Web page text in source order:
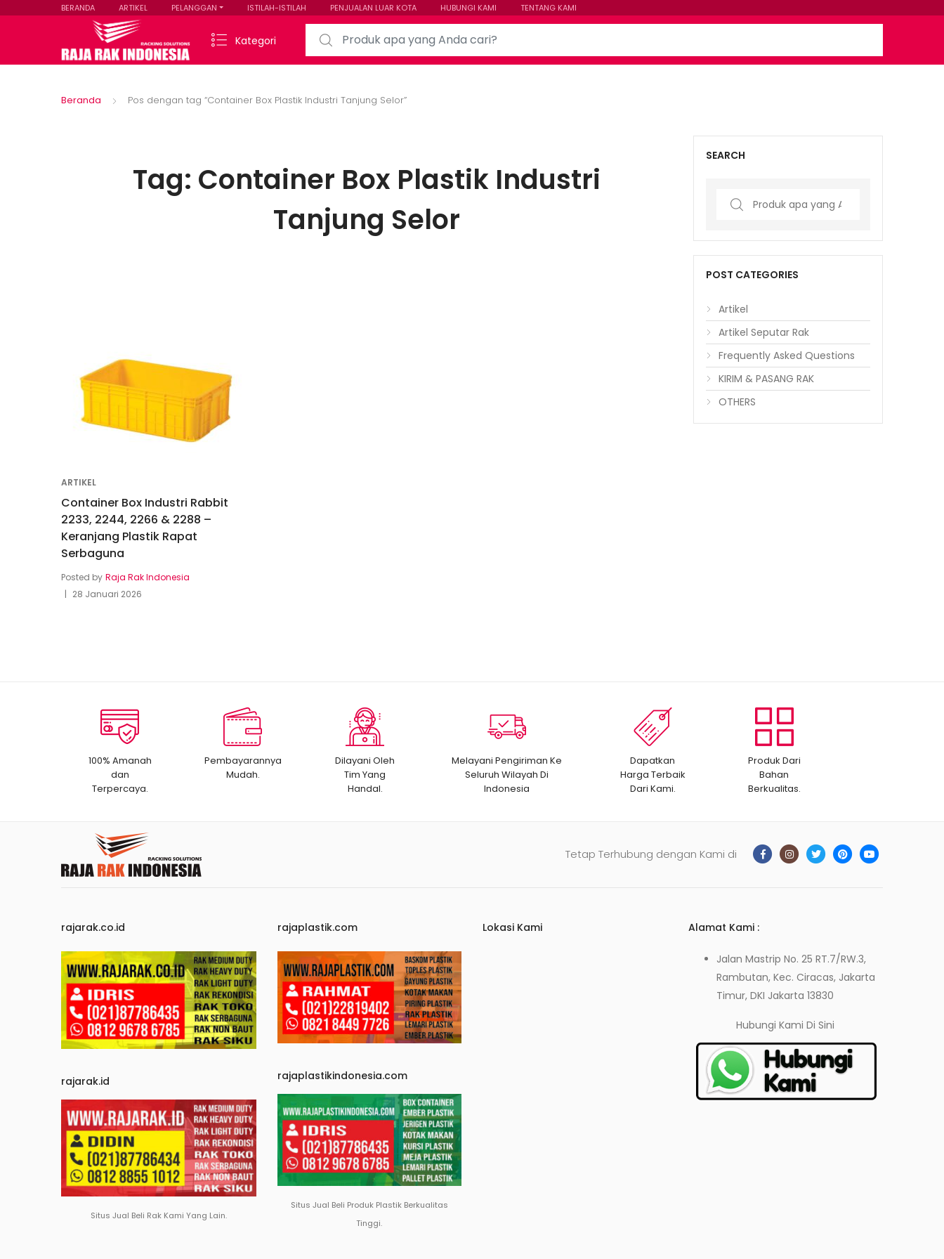
BERANDA ARTIKEL PELANGGAN ISTILAH-ISTILAH PENJUALAN LUAR KOTA HUBUNGI KAMI TENTANG KAMI
Kategori
Search for:
Beranda Pos dengan tag “Container Box Plastik Industri Tanjung Selor”
Tag: Container Box Plastik Industri
Tanjung Selor
ARTIKEL
Container Box Industri Rabbit
2233, 2244, 2266 & 2288 –
Keranjang Plastik Rapat
Serbaguna
Posted by Raja Rak Indonesia
28 Januari 2026
SEARCH
Search
POST CATEGORIES
Artikel
Artikel Seputar Rak
Frequently Asked Questions
KIRIM & PASANG RAK
OTHERS
100% Amanah
dan
Terpercaya.
Pembayarannya
Mudah.
Dilayani Oleh
Tim Yang
Handal.
Melayani Pengiriman Ke
Seluruh Wilayah Di
Indonesia
Dapatkan
Harga Terbaik
Dari Kami.
Produk Dari
Bahan
Berkualitas.
Tetap Terhubung dengan Kami di
rajarak.co.id
rajarak.id
Situs Jual Beli Rak Kami Yang Lain.
rajaplastik.com
rajaplastikindonesia.com
Situs Jual Beli Produk Plastik Berkualitas
Tinggi.
Lokasi Kami Alamat Kami :
Jalan Mastrip No. 25 RT.7/RW.3,
Rambutan, Kec. Ciracas, Jakarta
Timur, DKI Jakarta 13830
Hubungi KamiDi Sini